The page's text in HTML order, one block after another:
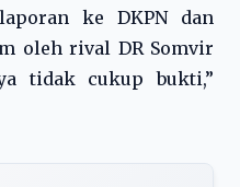
ke DKPN dan
oleh rival DR Somvir
tidak cukup bukti,”